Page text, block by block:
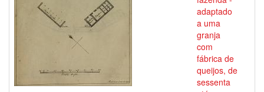
adaptado
a uma
granja
com
fábrica de
queijos, de
sessenta